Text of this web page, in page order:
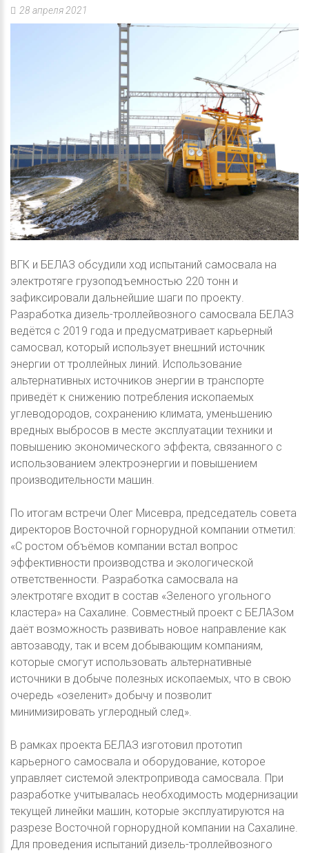
28 апреля 2021
ВГК и БЕЛАЗ обсудили ход испытаний самосвала на
электротяге грузоподъемностью 220 тонн и
зафиксировали дальнейшие шаги по проекту.
Разработка дизель-троллейвозного самосвала БЕЛАЗ
ведётся с 2019 года и предусматривает карьерный
самосвал, который использует внешний источник
энергии от троллейных линий. Использование
альтернативных источников энергии в транспорте
приведёт к снижению потребления ископаемых
углеводородов, сохранению климата, уменьшению
вредных выбросов в месте эксплуатации техники и
повышению экономического эффекта, связанного с
использованием электроэнергии и повышением
производительности машин.
По итогам встречи Олег Мисевра, председатель совета
директоров Восточной горнорудной компании отметил:
«С ростом объёмов компании встал вопрос
эффективности производства и экологической
ответственности. Разработка самосвала на
электротяге входит в состав «Зеленого угольного
кластера» на Сахалине. Совместный проект с БЕЛАЗом
даёт возможность развивать новое направление как
автозаводу, так и всем добывающим компаниям,
которые смогут использовать альтернативные
источники в добыче полезных ископаемых, что в свою
очередь «озеленит» добычу и позволит
минимизировать углеродный след».
В рамках проекта БЕЛАЗ изготовил прототип
карьерного самосвала и оборудование, которое
управляет системой электропривода самосвала. При
разработке учитывалась необходимость модернизации
текущей линейки машин, которые эксплуатируются на
разрезе Восточной горнорудной компании на Сахалине.
Для проведения испытаний дизель-троллейвозного